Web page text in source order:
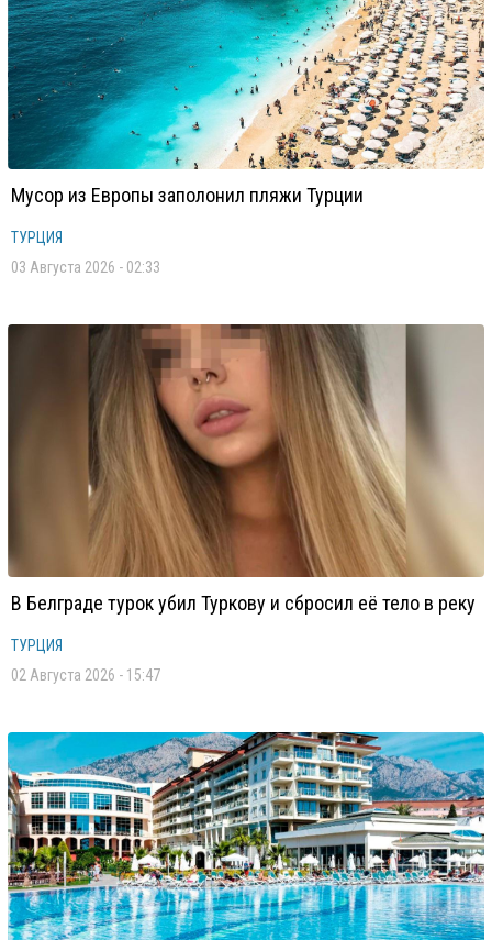
Мусор из Европы заполонил пляжи Турции
ТУРЦИЯ
03 Августа 2026 - 02:33
В Белграде турок убил Туркову и сбросил её тело в реку
ТУРЦИЯ
02 Августа 2026 - 15:47